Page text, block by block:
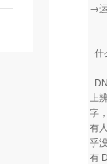
→
什
上
字
有
乎
有